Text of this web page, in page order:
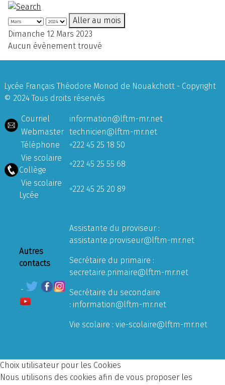
Aller au mois
Dimanche 12 Mars 2023
Aucun évènement trouvé
Lycée Français Théodore Monod de Nouakchott - Copyright
© 2024 Tous droits réservés
Courriel
information@lftm-mr.net
Webmaster technicien@lftm-mr.net
Téléphone
+222 45 25 18 50
Vie scolaire
Collège
+222 45 25 55 68
Vie scolaire
Lycée
+222 45 25 20 89
Autres
contacts
Assistante du proviseur :
assistante.proviseur@lftm-mr.net
Secrétaire du primaire :
secretaire.primaire@lftm-mr.net
Secrétaire du secondaire
: information@lftm-mr.net
Vie scolaire : vie-scolaire@lftm-mr.net
Choix utilisateur pour les Cookies
Nous utilisons des cookies afin de vous proposer les